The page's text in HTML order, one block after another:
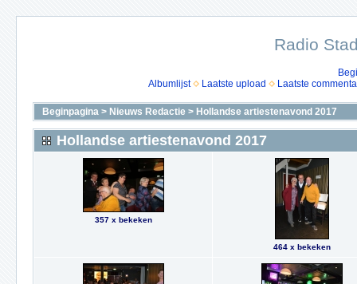
Radio
Albumlijst
Laatste upload Laatste
Beginpagina > Nieuws Redactie > Hollandse artiestenavond 2017
Hollandse artiestenavond 2017
357 x bekeken
464 x bekeken